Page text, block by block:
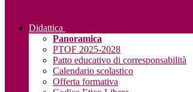
Didattica
Panoramica
PTOF 2025-2028
Patto educativo di corresponsabilità
Calendario scolastico
Offerta formativa